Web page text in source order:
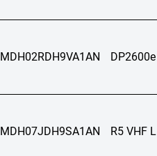
MDH02RDH9VA1AN
MDH07JDH9SA1AN R5 VHF